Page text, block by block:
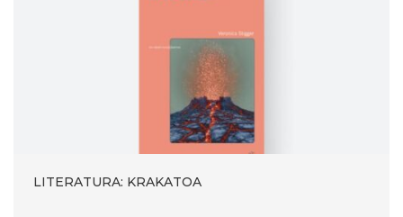
LITERATURA: KRAKATOA